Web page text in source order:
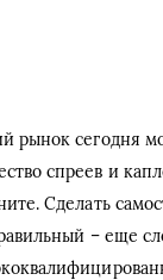
рынок сегодня
спреев и
Сделать
– еще